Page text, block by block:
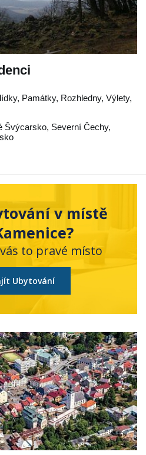
Památky, Rozhledny, Výlety,
Švýcarsko, Severní Čechy,
v místě
to pravé místo
Ubytování